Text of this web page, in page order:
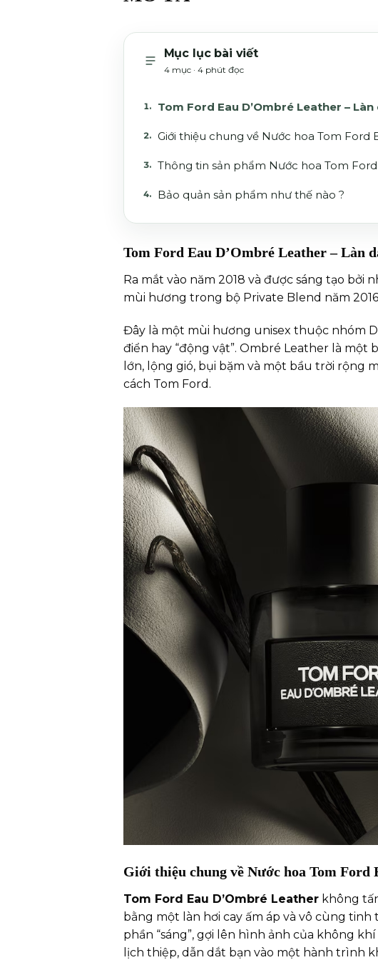
Mục lục bài viết
4 mục · 4 phút đọc
Tom Ford Eau D’Ombré Leather –
Giới thiệu chung về Nước hoa Tom Ford
Thông tin sản phẩm Nước hoa Tom
Bảo quản sản phẩm như thế nào ?
Tom Ford Eau D’Ombré Leather – Làn
Ra mắt vào năm 2018 và được sáng tạo
mùi hương trong bộ Private Blend năm
Đây là một mùi hương unisex thuộc nhóm
điển hay “động vật”. Ombré Leather là
lớn, lộng gió, bụi bặm và một bầu trời
cách Tom Ford.
Giới thiệu chung về Nước hoa Tom Ford
Tom Ford Eau D’Ombré Leatherkhông
bằng một làn hơi cay ấm áp và vô cùng
phần “sáng”, gợi lên hình ảnh của không
lịch thiệp, dẫn dắt bạn vào một hành trình